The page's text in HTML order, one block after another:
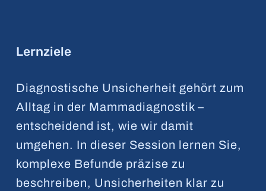
Lernziele
Diagnostische Unsicherheit gehört zum
Alltag in der Mammadiagnostik –
entscheidend ist, wie wir damit
umgehen. In dieser Session lernen Sie,
komplexe Befunde präzise zu
beschreiben, Unsicherheiten klar zu